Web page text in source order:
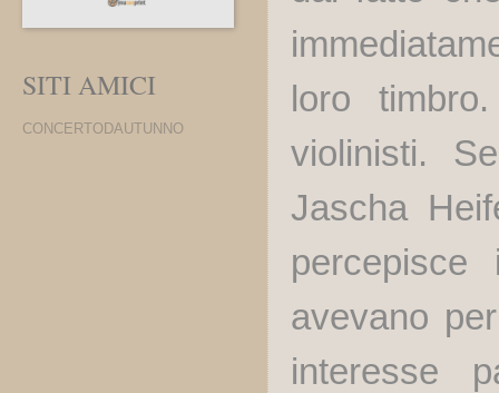
loro
violinisti.
Jascha
percepisce
avevano
interesse
SITI AMICI
CONCERTODAUTUNNO